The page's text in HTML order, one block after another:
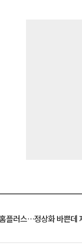
플러스…정상화 바쁜데